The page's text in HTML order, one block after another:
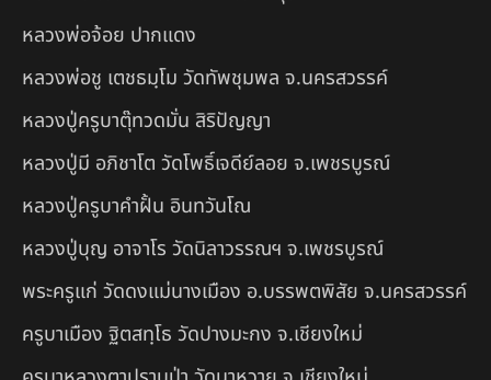
หลวงพ่อจ้อย ปากแดง
หลวงพ่อชู เตชธมฺโม วัดทัพชุมพล จ.นครสวรรค์
หลวงปู่ครูบาตุ๊ทวดมั่น สิริปัญญา
หลวงปู่มี อภิชาโต วัดโพธิ์เจดีย์ลอย จ.เพชรบูรณ์
หลวงปู่ครูบาคำฝั้น อินทวันโณ
หลวงปู่บุญ อาจาโร วัดนิลาวรรณฯ จ.เพชรบูรณ์
พระครูแก่ วัดดงแม่นางเมือง อ.บรรพตพิสัย จ.นครสวรรค์
ครูบาเมือง ฐิตสทฺโธ วัดปางมะกง จ.เชียงใหม่